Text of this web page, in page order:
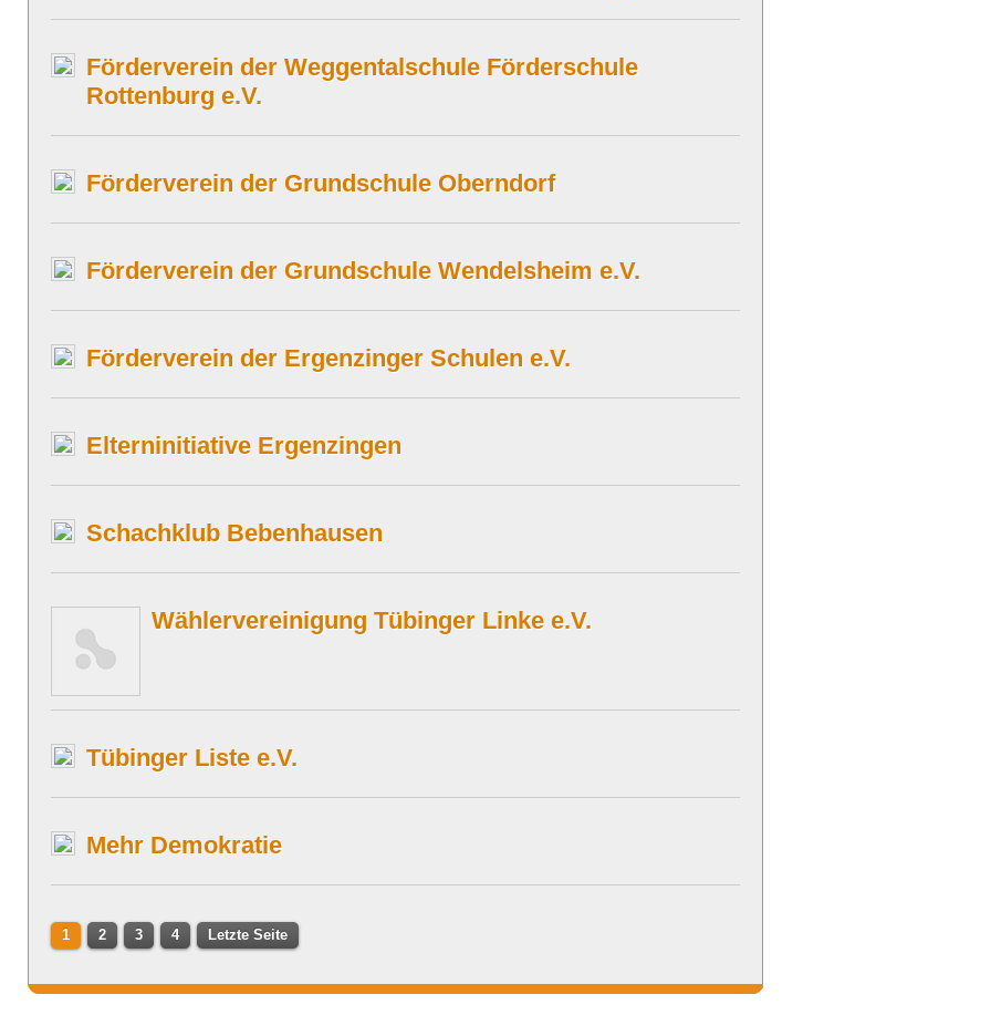
Förderverein der Weggentalschule Förderschule
Rottenburg e.V.
Förderverein der Grundschule Oberndorf
Förderverein der Grundschule Wendelsheim e.V.
Förderverein der Ergenzinger Schulen e.V.
Elterninitiative Ergenzingen
Schachklub Bebenhausen
Wählervereinigung Tübinger Linke e.V.
Tübinger Liste e.V.
Mehr Demokratie
1 2 3 4 Letzte Seite